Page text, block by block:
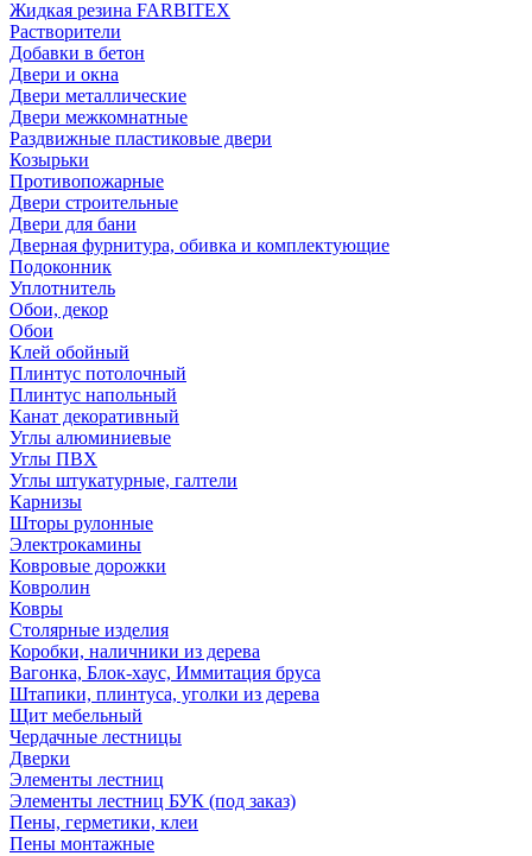
Жидкая резина FARBITEX
Растворители
Добавки в бетон
Двери и окна
Двери металлические
Двери межкомнатные
Раздвижные пластиковые двери
Козырьки
Противопожарные
Двери строительные
Двери для бани
Дверная фурнитура, обивка и комплектующие
Подоконник
Уплотнитель
Обои, декор
Обои
Клей обойный
Плинтус потолочный
Плинтус напольный
Канат декоративный
Углы алюминиевые
Углы ПВХ
Углы штукатурные, галтели
Карнизы
Шторы рулонные
Электрокамины
Ковровые дорожки
Ковролин
Ковры
Столярные изделия
Коробки, наличники из дерева
Вагонка, Блок-хаус, Иммитация бруса
Штапики, плинтуса, уголки из дерева
Щит мебельный
Чердачные лестницы
Дверки
Элементы лестниц
Элементы лестниц БУК (под заказ)
Пены, герметики, клеи
Пены монтажные